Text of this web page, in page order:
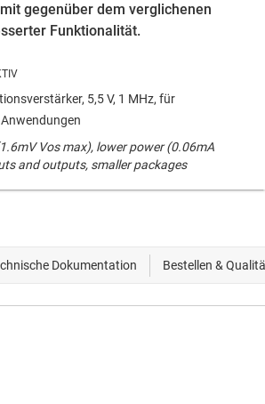
gegenüber dem verglichenen
Funktionalität.
5,5 V, 1 MHz, für
Vos max), lower power (0.06mA
and outputs, smaller packages